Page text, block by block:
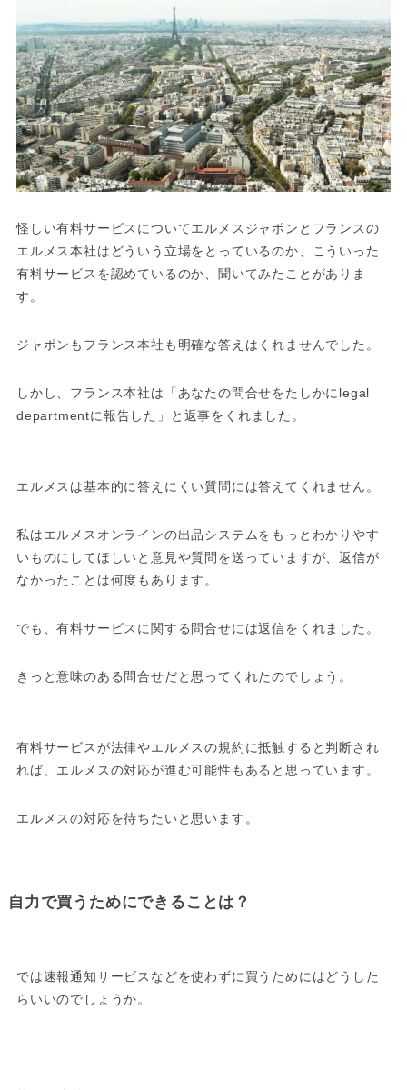
怪しい有料サービスについてエルメスジャポンとフランスの
エルメス本社はどういう立場をとっているのか、こういった
有料サービスを認めているのか、聞いてみたことがありま
す。
ジャポンもフランス本社も明確な答えはくれませんでした。
しかし、フランス本社は「あなたの問合せをたしかにlegal
departmentに報告した」と返事をくれました。
エルメスは基本的に答えにくい質問には答えてくれません。
私はエルメスオンラインの出品システムをもっとわかりやす
いものにしてほしいと意見や質問を送っていますが、返信が
なかったことは何度もあります。
でも、有料サービスに関する問合せには返信をくれました。
きっと意味のある問合せだと思ってくれたのでしょう。
有料サービスが法律やエルメスの規約に抵触すると判断され
れば、エルメスの対応が進む可能性もあると思っています。
エルメスの対応を待ちたいと思います。
自力で買うためにできることは？
では速報通知サービスなどを使わずに買うためにはどうした
らいいのでしょうか。